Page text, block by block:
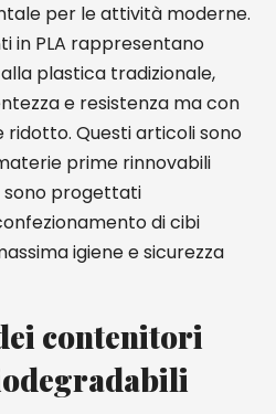
per le attività moderne.
in PLA rappresentano
plastica tradizionale,
e resistenza ma con
Questi articoli sono
prime rinnovabili
sono progettati
di cibi
igiene e sicurezza
contenitori